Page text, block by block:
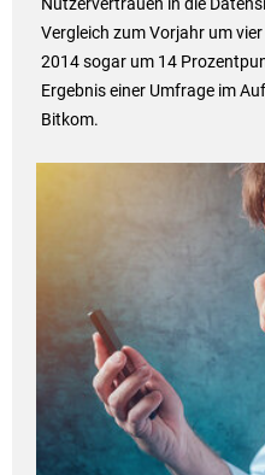
Nutzervertrauen in die
Vergleich zum Vorjahr um
2014 sogar um 14
Ergebnis einer Umfrage im
Bitkom.